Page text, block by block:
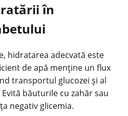
în
hidratarea adecvată este
de apă menține un flux
transportul glucozei și al
băuturile cu zahăr sau
negativ glicemia.